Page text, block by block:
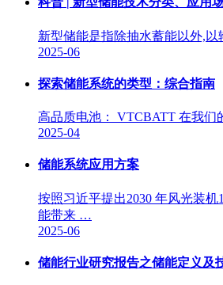
新型储能是指除抽水蓄能以外,
2025-06
探索储能系统的类型：综合指南
高品质电池： VTCBATT 在我们
2025-04
储能系统应用方案
按照习近平提出2030 年风光装
能带来 …
2025-06
储能行业研究报告之储能定义及